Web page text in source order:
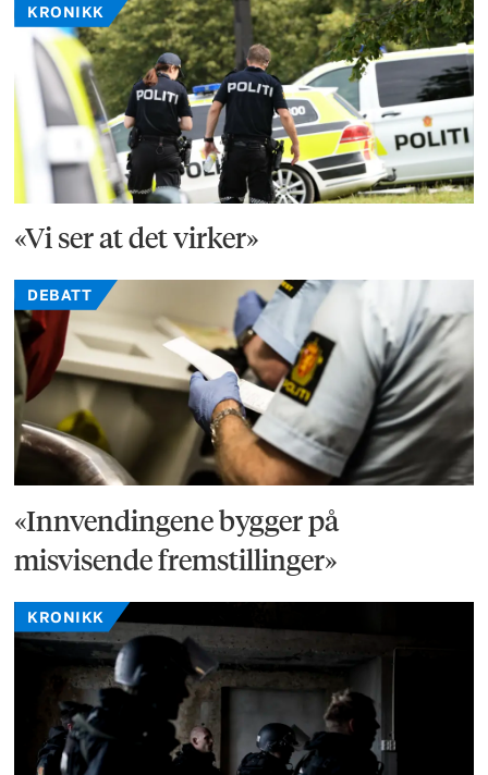
KRONIKK
«Vi ser at det virker»
DEBATT
«Innvendingene bygger på
misvisende fremstillinger»
KRONIKK